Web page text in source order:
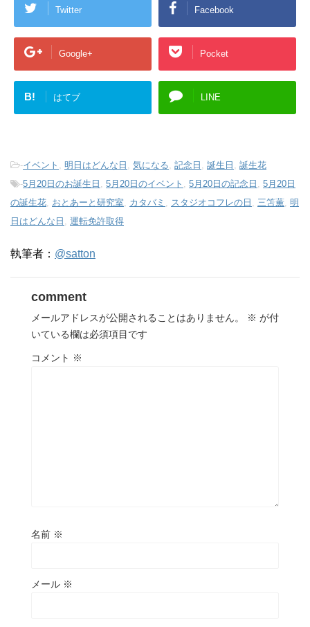
Twitter Facebook
Google+ Pocket
B! はてブ LINE
-イベント 明日はどんな日 気になる 記念日 誕生日
誕生花
-5月20日のお誕生日 5月20日のイベント 5月20日の記念日
5月20日
の誕生花 おとあーと研究室 カタバミ スタジオコフレの日 三笘薫 明
日はどんな日
運転免許取得
執筆者： @satton
comment
メールアドレスが公開されることはありません。 ※ が付
いている欄は必須項目です
コメント ※
名前 ※
メール ※